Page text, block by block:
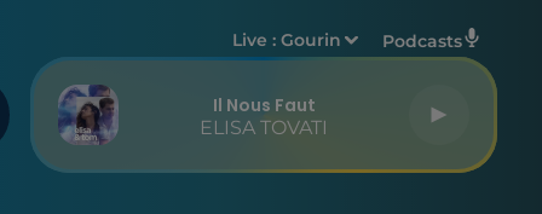
Live :Gourin Podcasts
Il Nous Faut
ELISA TOVATI